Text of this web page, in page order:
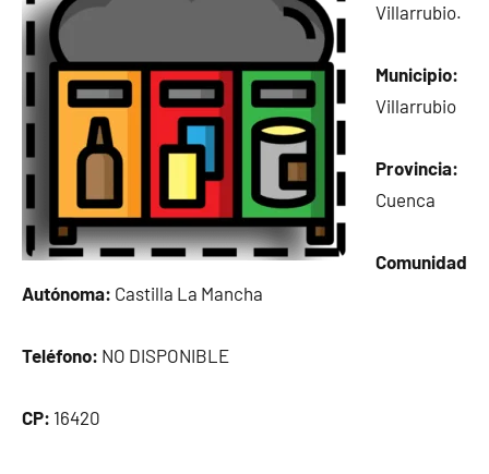
Villarrubio.
Municipio:
Villarrubio
Provincia:
Cuenca
Comunidad
Autónoma: Castilla La Mancha
Teléfono: NO DISPONIBLE
CP: 16420